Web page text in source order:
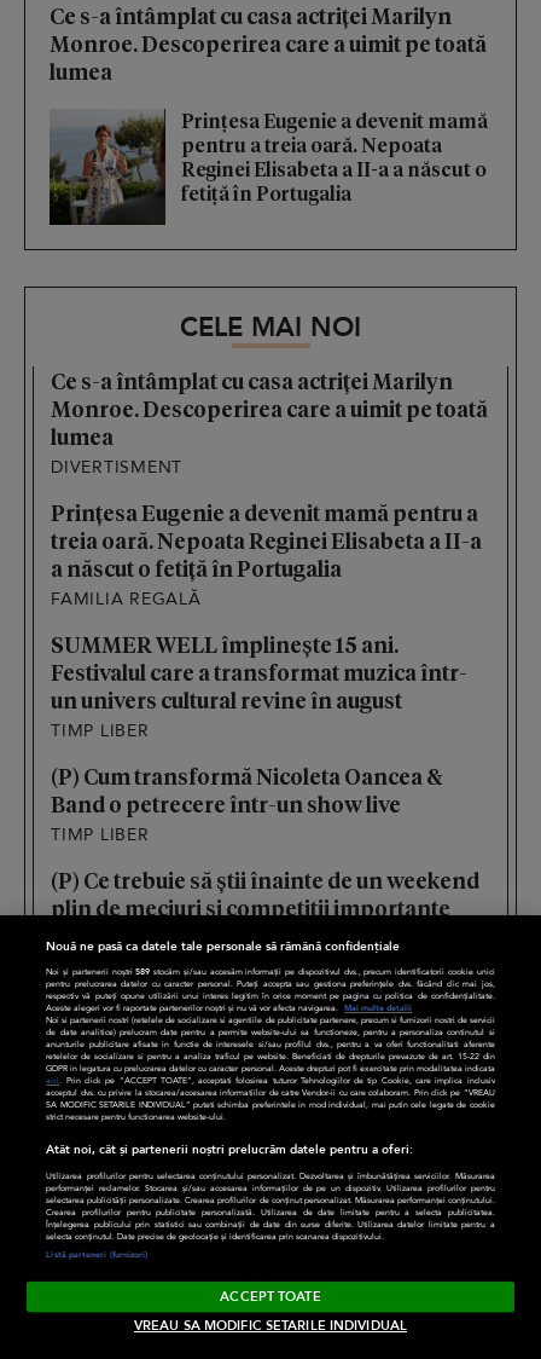
Ce s-a întâmplat cu casa actriței Marilyn
Monroe. Descoperirea care a uimit pe toată
lumea
Prințesa Eugenie a devenit mamă
pentru a treia oară. Nepoata
Reginei Elisabeta a II-a a născut o
fetiță în Portugalia
CELE MAI NOI
Ce s-a întâmplat cu casa actriței Marilyn
Monroe. Descoperirea care a uimit pe toată
lumea
DIVERTISMENT
Prințesa Eugenie a devenit mamă pentru a
treia oară. Nepoata Reginei Elisabeta a II-a
a născut o fetiță în Portugalia
FAMILIA REGALĂ
SUMMER WELL împlinește 15 ani.
Festivalul care a transformat muzica într-
un univers cultural revine în august
TIMP LIBER
(P) Cum transformă Nicoleta Oancea &
Band o petrecere într-un show live
TIMP LIBER
(P) Ce trebuie să știi înainte de un weekend
plin de meciuri și competiții importante
CATINE
LIFESTYLE
Familie
DIVERSE
CaTine
Divertisment
Nouă ne pasă ca datele tale personale să rămână confidențiale
Noi și partenerii noștri589 stocăm și/sau accesăm informații pe dispozitivul dvs., precum identificatorii cookie unici
pentru prelucrarea datelor cu caracter personal. Puteți accepta sau gestiona preferințele dvs. făcând clic mai jos,
respectiv vă puteți opune utilizării unui interes legitim în orice moment pe pagina cu politica de confidențialitate.
Aceste alegeri vor fi raportate partenerilor noștri și nu vă vor afecta navigarea. Mai multe detalii
Noi si partenerii nostri (retelele de socializare si agentiile de publicitate partenere, precum si furnizorii nostri de servicii
de date analitice) prelucram date pentru a permite website-ului sa functioneze, pentru a personaliza continutul si
anunturile publicitare afisate in functie de interesele si/sau profilul dvs., pentru a va oferi functionalitati aferente
retelelor de socializare si pentru a analiza traficul pe website. Beneficiati de drepturile prevazute de art. 15-22 din
GDPR in legatura cu prelucrarea datelor cu caracter personal. Aceste drepturi pot fi exercitate prin modalitatea indicata
aici. Prin click pe “ACCEPT TOATE”, acceptati folosirea tuturor Tehnologiilor de tip Cookie, care implica inclusiv
acceptul dvs. cu privire la stocarea/accesarea informatiilor de catre Vendor-ii cu care colaboram. Prin click pe “VREAU
SA MODIFIC SETARILE INDIVIDUAL” puteti schimba preferintele in mod individual, mai putin cele legate de cookie
strict necesare pentru functionarea website-ului.
Atât noi, cât și partenerii noștri prelucrăm datele pentru a oferi:
Utilizarea profilurilor pentru selectarea conținutului personalizat. Dezvoltarea și îmbunătățirea serviciilor. Măsurarea
performanței reclamelor. Stocarea și/sau accesarea informațiilor de pe un dispozitiv. Utilizarea profilurilor pentru
selectarea publicității personalizate. Crearea profilurilor de conținut personalizat. Măsurarea performanței conținutului.
Crearea profilurilor pentru publicitate personalizată. Utilizarea de date limitate pentru a selecta publicitatea.
Înțelegerea publicului prin statistici sau combinații de date din surse diferite. Utilizarea datelor limitate pentru a
selecta conținutul. Date precise de geolocație și identificarea prin scanarea dispozitivului.
Listă parteneri (furnizori)
ACCEPT TOATE
VREAU SA MODIFIC SETARILE INDIVIDUAL